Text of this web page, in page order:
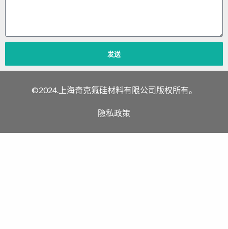
发送
©2024.上海奇克氟硅材料有限公司版权所有。
隐私政策